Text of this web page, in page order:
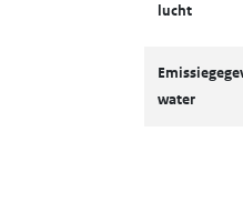
lucht
water